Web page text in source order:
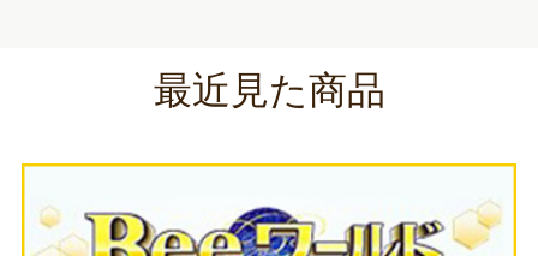
最近見た商品